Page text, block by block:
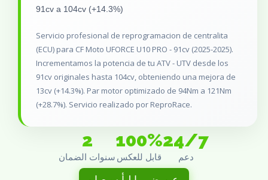
91cv a 104cv (+14.3%)
Servicio profesional de reprogramacion de centralita
(ECU) para CF Moto UFORCE U10 PRO - 91cv (2025-2025).
Incrementamos la potencia de tu ATV - UTV desde los
91cv originales hasta 104cv, obteniendo una mejora de
13cv (+14.3%). Par motor optimizado de 94Nm a 121Nm
(+28.7%). Servicio realizado por ReproRace.
2
سنوات الضمان
100%
قابل للعكس
24/7
دعم